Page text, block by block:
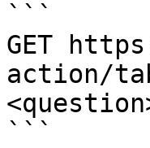
```
GET
action/
```